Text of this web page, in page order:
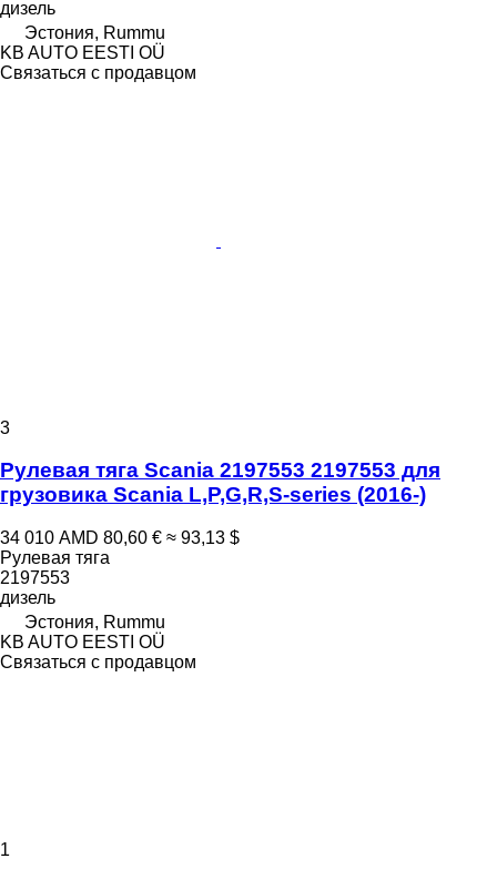
дизель
Эстония, Rummu
KB AUTO EESTI OÜ
Связаться с продавцом
3
Рулевая тяга Scania 2197553 2197553 для
грузовика Scania L,P,G,R,S-series (2016-)
34 010 AMD 80,60 € ≈ 93,13 $
Рулевая тяга
2197553
дизель
Эстония, Rummu
KB AUTO EESTI OÜ
Связаться с продавцом
1